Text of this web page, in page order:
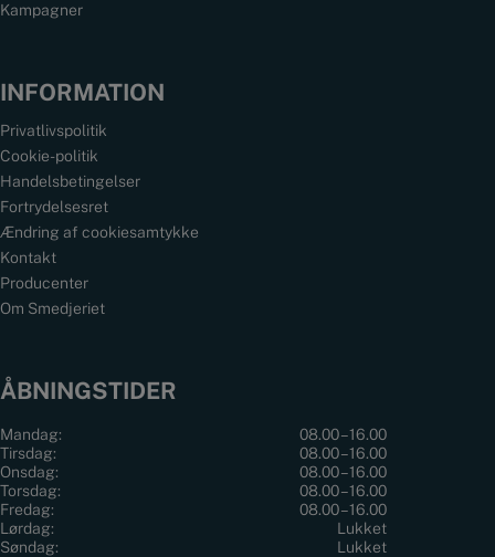
Kampagner
INFORMATION
Privatlivspolitik
Cookie-politik
Handelsbetingelser
Fortrydelsesret
Ændring af cookiesamtykke
Kontakt
Producenter
Om Smedjeriet
ÅBNINGSTIDER
Mandag:
08.00 – 16.00
Tirsdag:
08.00 – 16.00
Onsdag:
08.00 – 16.00
Torsdag:
08.00 – 16.00
Fredag:
08.00 – 16.00
Lørdag:
Lukket
Søndag:
Lukket